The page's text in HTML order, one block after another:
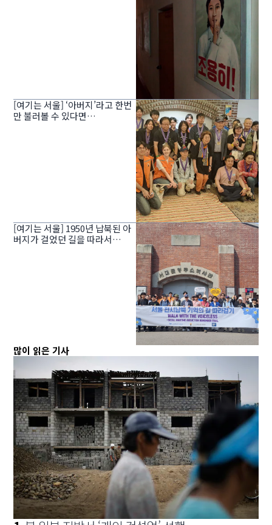
[여기는 서울] ‘아버지’라고 한번
만 불러볼 수 있다면…
[여기는 서울] 1950년 납북된 아
버지가 걸었던 길을 따라서…
많이 읽은 기사